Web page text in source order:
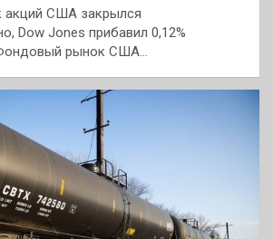
акций США закрылся
Dow Jones прибавил 0,12%
рынок США…